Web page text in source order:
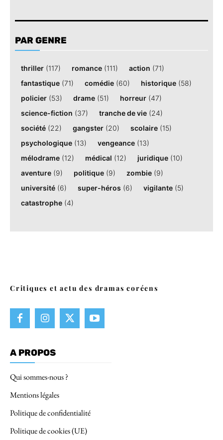
PAR GENRE
thriller (117) romance (111) action (71)
fantastique (71) comédie (60) historique (58)
policier (53) drame (51) horreur (47)
science-fiction (37) tranche de vie (24)
société (22) gangster (20) scolaire (15)
psychologique (13) vengeance (13)
mélodrame (12) médical (12) juridique (10)
aventure (9) politique (9) zombie (9)
université (6) super-héros (6) vigilante (5)
catastrophe (4)
Critiques et actu des dramas coréens
A PROPOS
Qui sommes-nous ?
Mentions légales
Politique de confidentialité
Politique de cookies (UE)